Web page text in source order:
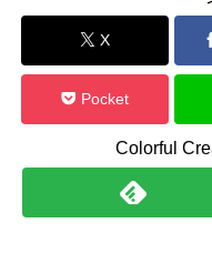
X
Pocket
Colorful